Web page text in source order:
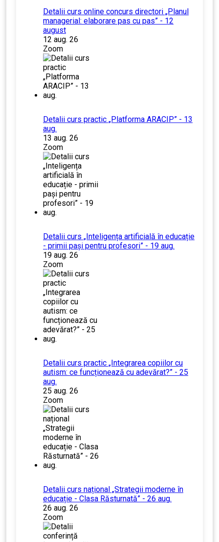
Detalii curs online concurs directori „Planul
managerial: elaborare pas cu pas” - 12
august
12 aug. 26
Zoom
Detalii curs practic „Platforma ARACIP” - 13
aug.
13 aug. 26
Zoom
Detalii curs „Inteligența artificială în educație
- primii pași pentru profesori” - 19 aug.
19 aug. 26
Zoom
Detalii curs practic „Integrarea copiilor cu
autism: ce funcționează cu adevărat?” - 25
aug.
25 aug. 26
Zoom
Detalii curs național „Strategii moderne în
educație - Clasa Răsturnată” - 26 aug.
26 aug. 26
Zoom